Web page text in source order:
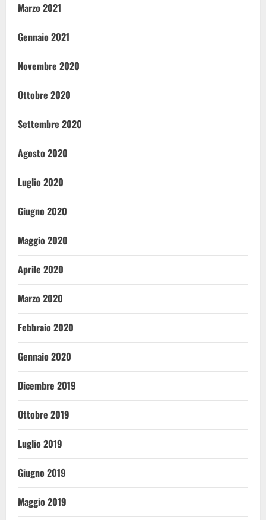
Marzo 2021
Gennaio 2021
Novembre 2020
Ottobre 2020
Settembre 2020
Agosto 2020
Luglio 2020
Giugno 2020
Maggio 2020
Aprile 2020
Marzo 2020
Febbraio 2020
Gennaio 2020
Dicembre 2019
Ottobre 2019
Luglio 2019
Giugno 2019
Maggio 2019